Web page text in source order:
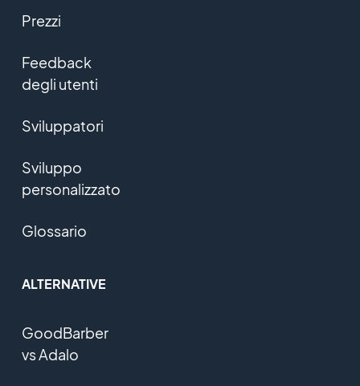
Prezzi
Feedback
degli utenti
Sviluppatori
Sviluppo
personalizzato
Glossario
ALTERNATIVE
GoodBarber
vs Adalo